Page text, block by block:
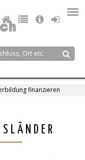
finanzieren